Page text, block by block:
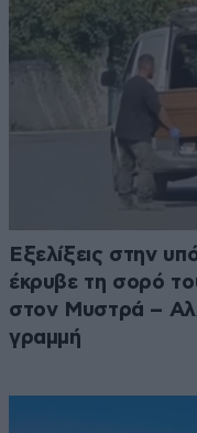
Εξελίξεις στην
έκρυβε τη σορό
στον Μυστρά –
γραμμή